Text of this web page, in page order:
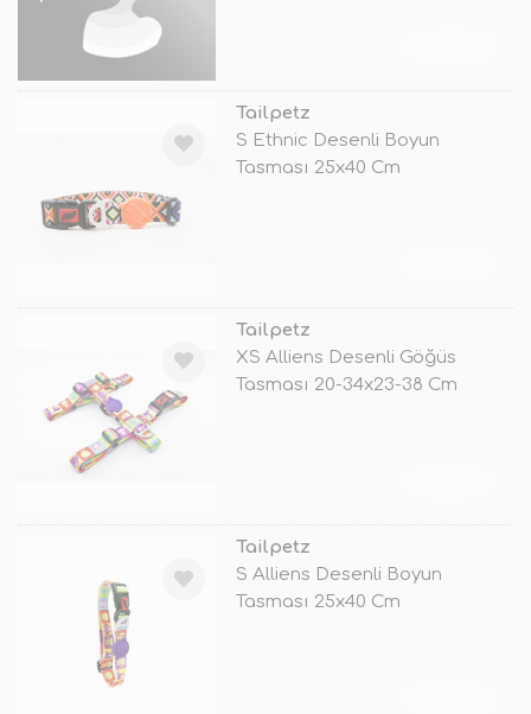
Tailpetz
S Ethnic Desenli Boyun
Tasması 25x40 Cm
Tailpetz
XS Alliens Desenli Göğüs
Tasması 20-34x23-38 Cm
Tailpetz
S Alliens Desenli Boyun
Tasması 25x40 Cm